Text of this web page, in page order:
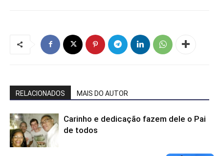
RELACIONADOS MAIS DO AUTOR
Carinho e dedicação fazem dele o Pai
de todos